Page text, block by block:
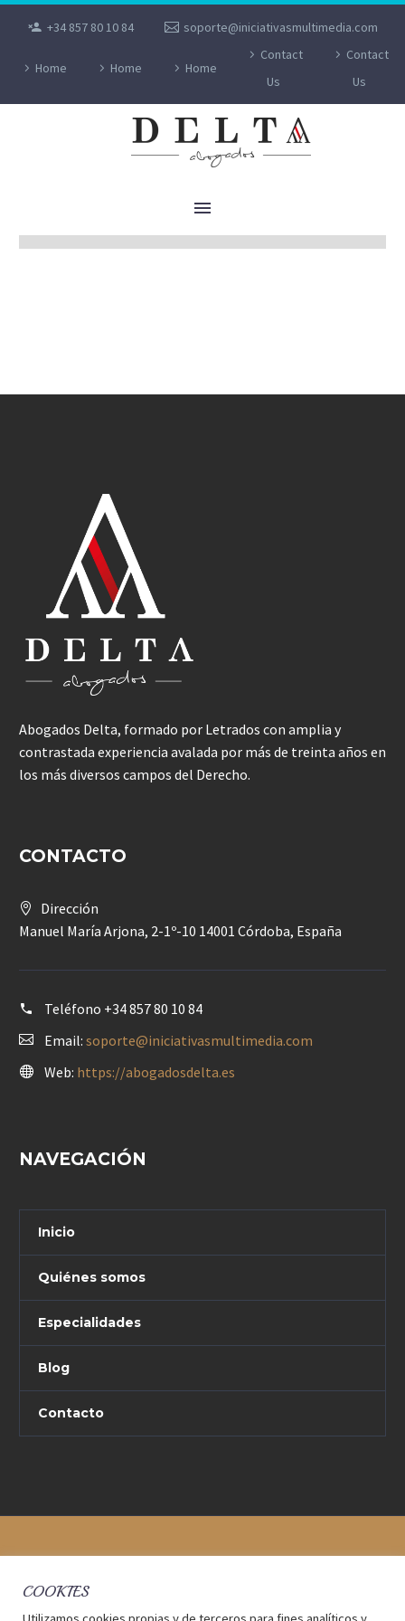
+34 857 80 10 84 soporte@iniciativasmultimedia.com
Home Home Home
Contact
Us
Contact
Us
SENTENCIAS DEPORTIVO
Abogados Delta, formado por Letrados con amplia y
contrastada experiencia avalada por más de treinta años en
los más diversos campos del Derecho.
CONTACTO
Dirección
Manuel María Arjona, 2-1º-10 14001 Córdoba, España
Teléfono +34 857 80 10 84
Email: soporte@iniciativasmultimedia.com
Web: https://abogadosdelta.es
NAVEGACIÓN
Inicio
Quiénes somos
Especialidades
Blog
Contacto
COOKIES